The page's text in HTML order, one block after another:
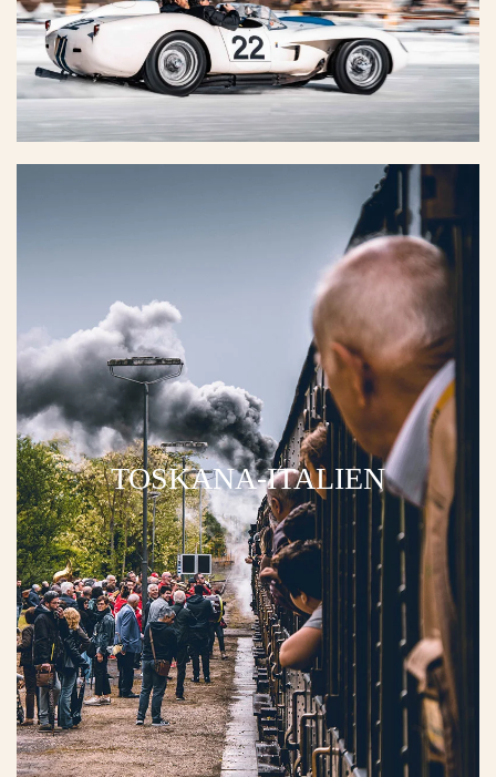
TOSKANA-ITALIEN